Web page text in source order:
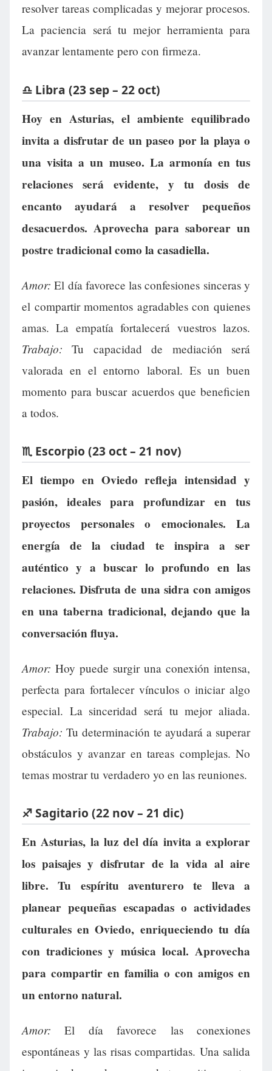
resolver tareas complicadas y mejorar procesos.
La paciencia será tu mejor herramienta para
avanzar lentamente pero con firmeza.
♎ Libra (23 sep – 22 oct)
Hoy en Asturias, el ambiente equilibrado
invita a disfrutar de un paseo por la playa o
una visita a un museo. La armonía en tus
relaciones será evidente, y tu dosis de
encanto ayudará a resolver pequeños
desacuerdos. Aprovecha para saborear un
postre tradicional como la casadiella.
Amor: El día favorece las confesiones sinceras y
el compartir momentos agradables con quienes
amas. La empatía fortalecerá vuestros lazos.
Trabajo: Tu capacidad de mediación será
valorada en el entorno laboral. Es un buen
momento para buscar acuerdos que beneficien
a todos.
♏ Escorpio (23 oct – 21 nov)
El tiempo en Oviedo refleja intensidad y
pasión, ideales para profundizar en tus
proyectos personales o emocionales. La
energía de la ciudad te inspira a ser
auténtico y a buscar lo profundo en las
relaciones. Disfruta de una sidra con amigos
en una taberna tradicional, dejando que la
conversación fluya.
Amor: Hoy puede surgir una conexión intensa,
perfecta para fortalecer vínculos o iniciar algo
especial. La sinceridad será tu mejor aliada.
Trabajo: Tu determinación te ayudará a superar
obstáculos y avanzar en tareas complejas. No
temas mostrar tu verdadero yo en las reuniones.
♐ Sagitario (22 nov – 21 dic)
En Asturias, la luz del día invita a explorar
los paisajes y disfrutar de la vida al aire
libre. Tu espíritu aventurero te lleva a
planear pequeñas escapadas o actividades
culturales en Oviedo, enriqueciendo tu día
con tradiciones y música local. Aprovecha
para compartir en familia o con amigos en
un entorno natural.
Amor: El día favorece las conexiones
espontáneas y las risas compartidas. Una salida